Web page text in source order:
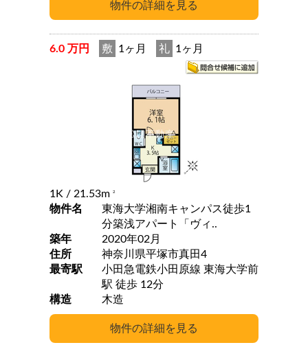
6.0 万円 敷 1ヶ月 礼 1ヶ月
1K / 21.53m 2
物件名
東海大学湘南キャンパス徒歩1
分築浅アパート「ヴィ..
築年
2020年02月
住所
神奈川県平塚市真田4
最寄駅
小田急電鉄小田原線 東海大学前
駅 徒歩 12分
構造
木造